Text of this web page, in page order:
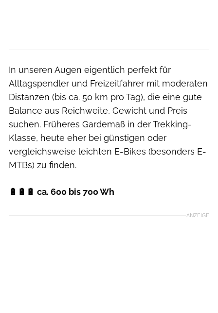
In unseren Augen eigentlich perfekt für
Alltagspendler und Freizeitfahrer mit moderaten
Distanzen (bis ca. 50 km pro Tag), die eine gute
Balance aus Reichweite, Gewicht und Preis
suchen. Früheres Gardemaß in der Trekking-
Klasse, heute eher bei günstigen oder
vergleichsweise leichten E-Bikes (besonders E-
MTBs) zu finden.
🔋🔋🔋 ca. 600 bis 700 Wh
ANZEIGE